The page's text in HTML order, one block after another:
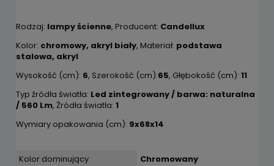
Rodzaj: lampy ścienne, Producent: Candellux
Kolor: chromowy, akryl biały, Materiał: podstawa
stalowa, akryl
Wysokość (cm): 6, Szerokość (cm):65, Głębokość (cm): 11
Typ źródła światła: Led zintegrowany / barwa: naturalna
/ 560 Lm, Źródła światła: 1
Wymiary opakowania (cm): 9x68x14
Kolor dominujący
Chromowany